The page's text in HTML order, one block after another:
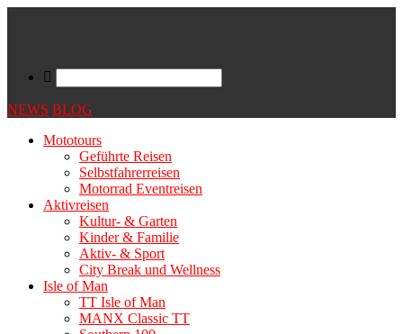
NEWS BLOG
Mototours
Geführte Reisen
Selbstfahrerreisen
Motorrad Eventreisen
Aktivreisen
Kultur- & Garten
Kinder & Familie
Aktiv- & Sport
City Break und Wellness
Isle of Man
TT Isle of Man
MANX Classic TT